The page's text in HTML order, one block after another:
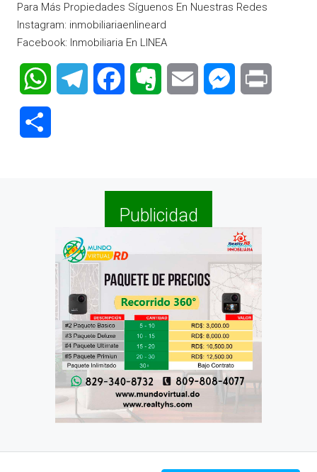
Para Más Propiedades Síguenos En Nuestras Redes
Instagram: inmobiliariaenlineard
Facebook: Inmobiliaria En LINEA
WhatsAppTelegram FacebookEvernote Email Messenger
Publicidad